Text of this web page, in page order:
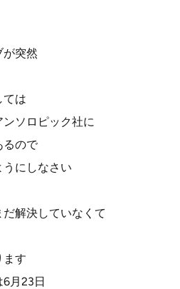
が突然
ては
ソロピック社に
るので
にしなさい
解決していなくて
ます
月23日